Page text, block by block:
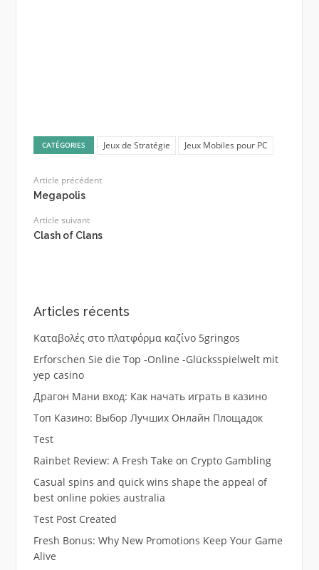
CATÉGORIES Jeux de Stratégie Jeux Mobiles pour PC
Article précédent
Megapolis
Article suivant
Clash of Clans
Articles récents
Καταβολές στο πλατφόρμα καζίνο 5gringos
Erforschen Sie die Top -Online -Glücksspielwelt mit
yep casino
Драгон Мани вход: Как начать играть в казино
Топ Казино: Выбор Лучших Онлайн Площадок
Test
Rainbet Review: A Fresh Take on Crypto Gambling
Casual spins and quick wins shape the appeal of
best online pokies australia
Test Post Created
Fresh Bonus: Why New Promotions Keep Your Game
Alive